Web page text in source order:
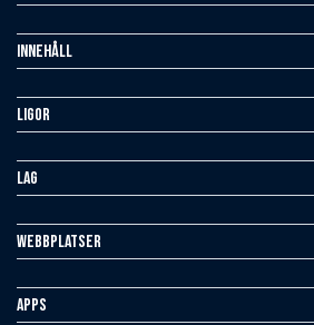
Innehåll
Ligor
Lag
Webbplatser
Apps